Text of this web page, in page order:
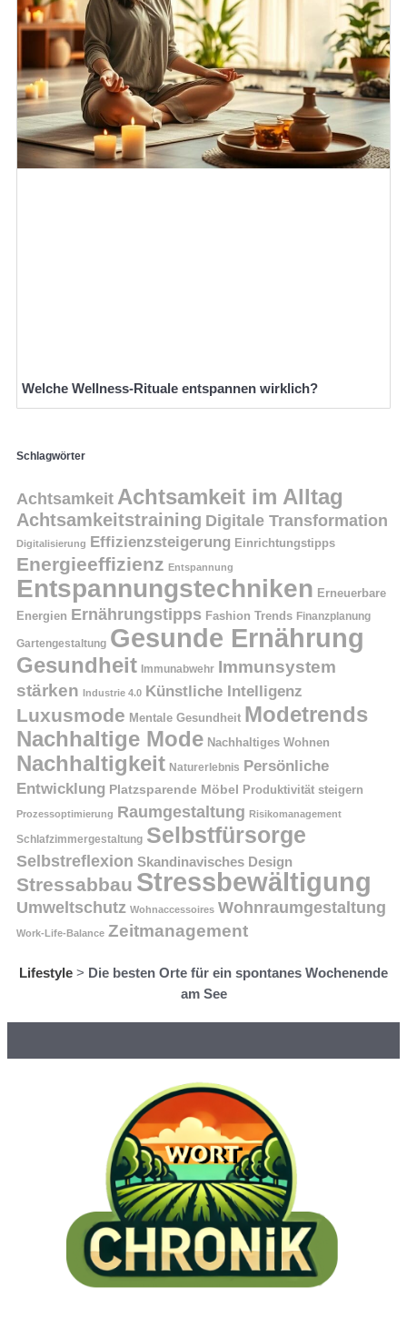
Welche Wellness-Rituale entspannen wirklich?
Schlagwörter
Achtsamkeit Achtsamkeit im Alltag
Achtsamkeitstraining Digitale Transformation
Digitalisierung Effizienzsteigerung Einrichtungstipps
Energieeffizienz Entspannung
Entspannungstechniken Erneuerbare
Energien Ernährungstipps Fashion Trends Finanzplanung
Gartengestaltung Gesunde Ernährung
Gesundheit Immunabwehr Immunsystem
stärken Industrie 4.0 Künstliche Intelligenz
Luxusmode Mentale Gesundheit Modetrends
Nachhaltige Mode Nachhaltiges Wohnen
Nachhaltigkeit Naturerlebnis Persönliche
Entwicklung Platzsparende Möbel Produktivität steigern
Prozessoptimierung Raumgestaltung Risikomanagement
Schlafzimmergestaltung Selbstfürsorge
Selbstreflexion Skandinavisches Design
Stressabbau Stressbewältigung
Umweltschutz Wohnaccessoires Wohnraumgestaltung
Work-Life-Balance Zeitmanagement
Lifestyle > Die besten Orte für ein spontanes Wochenende
am See